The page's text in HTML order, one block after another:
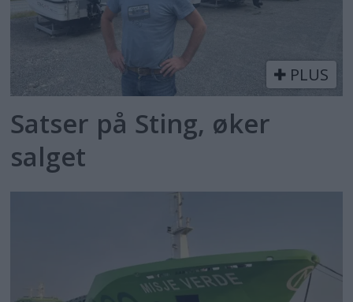
PLUS
Satser på Sting, øker
salget